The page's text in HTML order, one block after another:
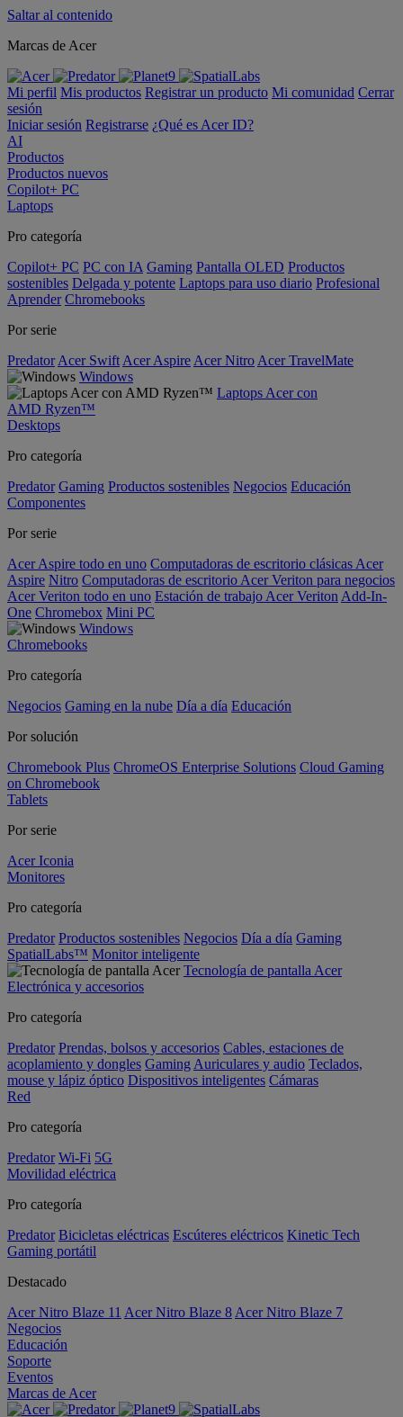
Saltar al contenido
Marcas de Acer
Mi perfil Mis productos Registrar un producto Mi comunidad Cerrar
sesión
Iniciar sesión Registrarse ¿Qué es Acer ID?
AI
Productos
Productos nuevos
Copilot+ PC
Laptops
Pro categoría
Copilot+ PC PC con IA Gaming Pantalla OLED Productos
sostenibles Delgada y potente Laptops para uso diario Profesional
Aprender Chromebooks
Por serie
Predator Acer Swift Acer Aspire Acer Nitro Acer TravelMate
Windows
Laptops Acer con
AMD Ryzen™
Desktops
Pro categoría
Predator Gaming Productos sostenibles Negocios Educación
Componentes
Por serie
Acer Aspire todo en uno Computadoras de escritorio clásicas Acer
Aspire Nitro Computadoras de escritorio Acer Veriton para negocios
Acer Veriton todo en uno Estación de trabajo Acer Veriton Add-In-
One Chromebox Mini PC
Windows
Chromebooks
Pro categoría
Negocios Gaming en la nube Día a día Educación
Por solución
Chromebook Plus ChromeOS Enterprise Solutions Cloud Gaming
on Chromebook
Tablets
Por serie
Acer Iconia
Monitores
Pro categoría
Predator Productos sostenibles Negocios Día a día Gaming
SpatialLabs™ Monitor inteligente
Tecnología de pantalla Acer
Electrónica y accesorios
Pro categoría
Predator Prendas, bolsos y accesorios Cables, estaciones de
acoplamiento y dongles Gaming Auriculares y audio Teclados,
mouse y lápiz óptico Dispositivos inteligentes Cámaras
Red
Pro categoría
Predator Wi-Fi 5G
Movilidad eléctrica
Pro categoría
Predator Bicicletas eléctricas Escúteres eléctricos Kinetic Tech
Gaming portátil
Destacado
Acer Nitro Blaze 11 Acer Nitro Blaze 8 Acer Nitro Blaze 7
Negocios
Educación
Soporte
Eventos
Marcas de Acer